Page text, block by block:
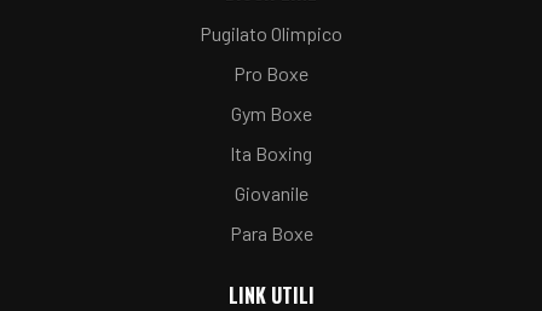
Pugilato Olimpico
Pro Boxe
Gym Boxe
Ita Boxing
Giovanile
Para Boxe
LINK UTILI